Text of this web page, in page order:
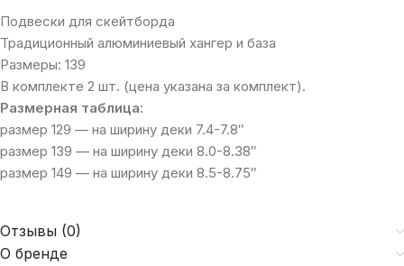
Подвески для скейтборда
Традиционный алюминиевый хангер и база
Размеры: 139
В комплекте 2 шт. (цена указана за комплект).
Размерная таблица:
размер 129 — на ширину деки 7.4-7.8″
размер 139 — на ширину деки 8.0-8.38″
размер 149 — на ширину деки 8.5-8.75″
Отзывы (0)
О бренде